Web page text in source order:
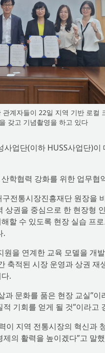
계자들이 22일 지역 기반 로컬
갖고 기념촬영을 하고 있다
업단(이하 HUSS사업단)
학협력 강화를 위한 업무
전통시장진흥재단 원장을
권을 중심으로 한 현장형
할 수 있도록 현장 실습 프
.
을 연계한 교육 모델을 개
축적된 시장 운영과 상권 재
.
문화를 품은 현장 교실”
기회를 얻게 될 것”이라고
이 지역 전통시장의 혁신과
의 활력을 높이겠다”고 말